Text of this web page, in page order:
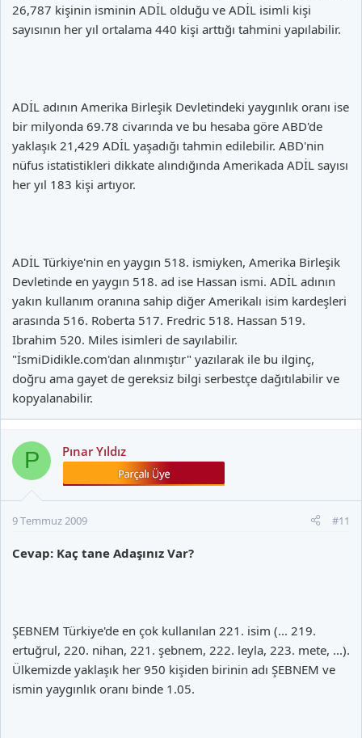
26,787 kişinin isminin ADİL olduğu ve ADİL isimli kişi
sayısının her yıl ortalama 440 kişi arttığı tahmini yapılabilir.
ADİL adının Amerika Birleşik Devletindeki yaygınlık oranı ise
bir milyonda 69.78 civarında ve bu hesaba göre ABD'de
yaklaşık 21,429 ADİL yaşadığı tahmin edilebilir. ABD'nin
nüfus istatistikleri dikkate alındığında Amerikada ADİL sayısı
her yıl 183 kişi artıyor.
ADİL Türkiye'nin en yaygın 518. ismiyken, Amerika Birleşik
Devletinde en yaygın 518. ad ise Hassan ismi. ADİL adının
yakın kullanım oranına sahip diğer Amerikalı isim kardeşleri
arasında 516. Roberta 517. Fredric 518. Hassan 519.
Ibrahim 520. Miles isimleri de sayılabilir.
"İsmiDidikle.com'dan alınmıştır" yazılarak ile bu ilginç,
doğru ama gayet de gereksiz bilgi serbestçe dağıtılabilir ve
kopyalanabilir.
P Pınar Yıldız
9 Temmuz 2009 #11
Cevap: Kaç tane Adaşınız Var?
ŞEBNEM Türkiye'de en çok kullanılan 221. isim (... 219.
ertuğrul, 220. nihan, 221. şebnem, 222. leyla, 223. mete, ...).
Ülkemizde yaklaşık her 950 kişiden birinin adı ŞEBNEM ve
ismin yaygınlık oranı binde 1.05.